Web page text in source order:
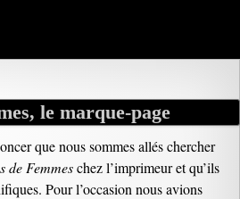
le marque-page
que nous sommes allés chercher
de Femmeschez l’imprimeur et qu’ils
Pour l’occasion nous avions